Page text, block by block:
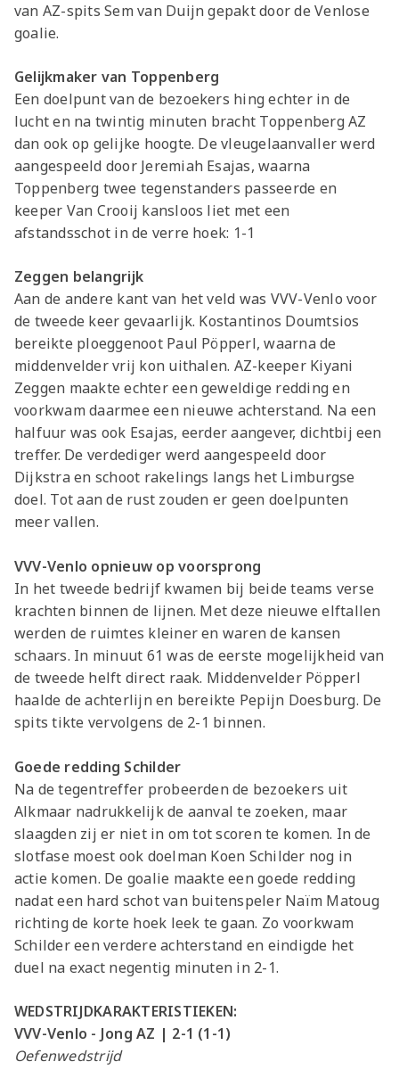
van AZ-spits Sem van Duijn gepakt door de Venlose
goalie.
Gelijkmaker van Toppenberg
Een doelpunt van de bezoekers hing echter in de
lucht en na twintig minuten bracht Toppenberg AZ
dan ook op gelijke hoogte. De vleugelaanvaller werd
aangespeeld door Jeremiah Esajas, waarna
Toppenberg twee tegenstanders passeerde en
keeper Van Crooij kansloos liet met een
afstandsschot in de verre hoek: 1-1
Zeggen belangrijk
Aan de andere kant van het veld was VVV-Venlo voor
de tweede keer gevaarlijk. Kostantinos Doumtsios
bereikte ploeggenoot Paul Pöpperl, waarna de
middenvelder vrij kon uithalen. AZ-keeper Kiyani
Zeggen maakte echter een geweldige redding en
voorkwam daarmee een nieuwe achterstand. Na een
halfuur was ook Esajas, eerder aangever, dichtbij een
treffer. De verdediger werd aangespeeld door
Dijkstra en schoot rakelings langs het Limburgse
doel. Tot aan de rust zouden er geen doelpunten
meer vallen.
VVV-Venlo opnieuw op voorsprong
In het tweede bedrijf kwamen bij beide teams verse
krachten binnen de lijnen. Met deze nieuwe elftallen
werden de ruimtes kleiner en waren de kansen
schaars. In minuut 61 was de eerste mogelijkheid van
de tweede helft direct raak. Middenvelder Pöpperl
haalde de achterlijn en bereikte Pepijn Doesburg. De
spits tikte vervolgens de 2-1 binnen.
Goede redding Schilder
Na de tegentreffer probeerden de bezoekers uit
Alkmaar nadrukkelijk de aanval te zoeken, maar
slaagden zij er niet in om tot scoren te komen. In de
slotfase moest ook doelman Koen Schilder nog in
actie komen. De goalie maakte een goede redding
nadat een hard schot van buitenspeler Naïm Matoug
richting de korte hoek leek te gaan. Zo voorkwam
Schilder een verdere achterstand en eindigde het
duel na exact negentig minuten in 2-1.
WEDSTRIJDKARAKTERISTIEKEN:
VVV-Venlo - Jong AZ | 2-1 (1-1)
Oefenwedstrijd